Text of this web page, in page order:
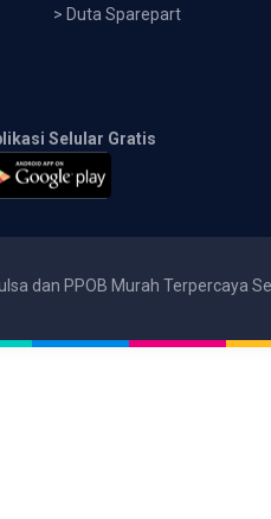
> Duta Sparepart
Selular Gratis
dan PPOB Murah Terpercaya